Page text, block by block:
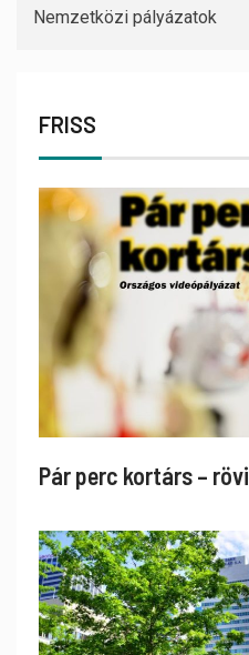
Nemzetközi pályázatok
FRISS
Pár perc kortárs –